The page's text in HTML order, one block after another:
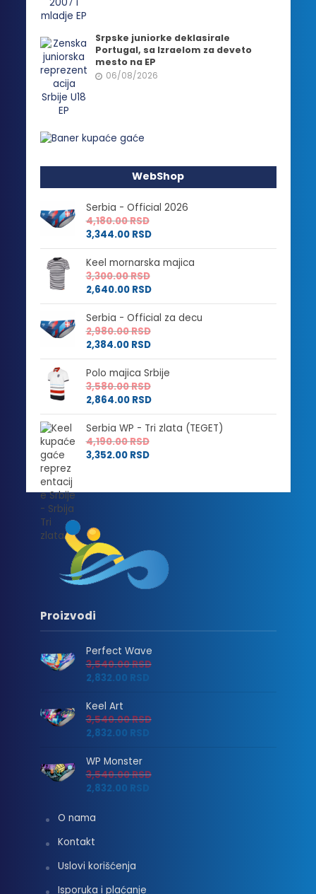
Srpske juniorke deklasirale
Portugal, sa Izraelom za deveto
mesto na EP
06/08/2026
WebShop
Serbia - Official 2026
4,180.00RSD
3,344.00 RSD
Keel mornarska majica
3,300.00RSD
2,640.00 RSD
Serbia - Official za decu
2,980.00RSD
2,384.00 RSD
Polo majica Srbije
3,580.00RSD
2,864.00 RSD
Serbia WP - Tri zlata (TEGET)
4,190.00RSD
3,352.00 RSD
Proizvodi
Perfect Wave
3,540.00RSD
2,832.00 RSD
Keel Art
3,540.00RSD
2,832.00 RSD
WP Monster
3,540.00RSD
2,832.00 RSD
O nama
Kontakt
Uslovi korišćenja
Isporuka i plaćanje